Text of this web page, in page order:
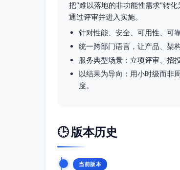
审计链路对交易性能影响
审计数据覆盖率：覆盖当
审计完成时限：在业务确
验收标准：
在跨分区条件下执行审计
采用事件ID与时间戳比对
约束条件：
优先级评估：高优先级
需求描述：事件发布/订阅、
把“难以落地的非功能性需求”转
通过评审并进入实施。
针对性能、安全、可用性、可
统一跨部门语言，让产品、架
服务典型场景：立项评审、招
以结果为导向：用小时级而非
度。
🕒 版本历史
当前版本